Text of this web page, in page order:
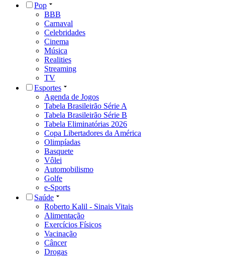
Pop
BBB
Carnaval
Celebridades
Cinema
Música
Realities
Streaming
TV
Esportes
Agenda de Jogos
Tabela Brasileirão Série A
Tabela Brasileirão Série B
Tabela Eliminatórias 2026
Copa Libertadores da América
Olimpíadas
Basquete
Vôlei
Automobilismo
Golfe
e-Sports
Saúde
Roberto Kalil - Sinais Vitais
Alimentação
Exercícios Físicos
Vacinação
Câncer
Drogas